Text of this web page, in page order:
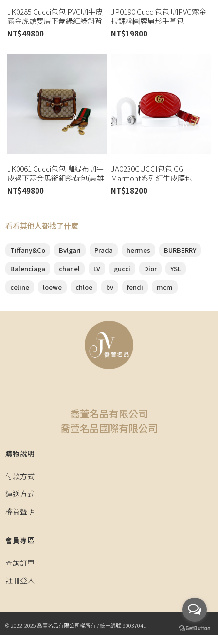
JK0285 Gucci包包 PVC咖牛皮
霧金虎頭雙層下蓋綠紅綠斜背
包(高雄店)
NT$49800
JP0190 Gucci包包 咖PVC霧金
拉鍊橢圓牌扁形手拿包
OphidiaPouch(高雄店)
NT$19800
JK0061 Gucci包包 咖緹布咖牛
皮邊下蓋金馬銜釦斜背包(高雄
店)
NT$49800
JA0230GUCCI包包 GG
Marmont系列紅牛皮腰包
476434 (桃園店)
NT$18200
看看其他人都找了什麼
Tiffany&Co Bvlgari Prada hermes
BURBERRY
Balenciaga
chanel LV gucci Dior
YSL
celine
loewe chloe bv fendi mcm
喬萱名品有限公司
喬萱名品國際有限公司
購物說明
付款方式
運送方式
權益聲明
會員專區
查詢訂單
註冊登入
© 2022-2025 喬萱名品有限公司權所有 / 統一編號:90037041